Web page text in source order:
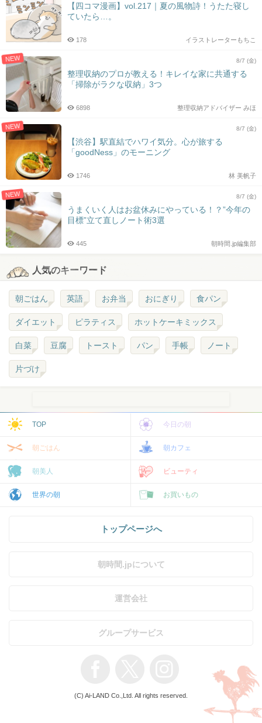
【四コマ漫画】vol.217｜夏の風物詩！うたた寝し
ていたら…。
イラストレーターもちこ
178
NEW 8/7 (金)
整理収納のプロが教える！キレイな家に共通する
「掃除がラクな収納」3つ
整理収納アドバイザー みほ
6898
NEW 8/7 (金)
【渋谷】駅直結でハワイ気分。心が旅する
「goodNess」のモーニング
林 美帆子
1746
NEW 8/7 (金)
うまくいく人はお盆休みにやっている！？”今年の
目標”立て直しノート術3選
朝時間.jp編集部
445
人気のキーワード
朝ごはん 英語 お弁当 おにぎり 食パン
ダイエット ピラティス ホットケーキミックス
白菜 豆腐 トースト パン 手帳 ノート
片づけ
TOP 今日の朝
朝ごはん 朝カフェ
朝美人 ビューティ
世界の朝 お買いもの
トップページへ
朝時間.jpについて
運営会社
グループサービス
(C) Ai-LAND Co.,Ltd. All rights reserved.